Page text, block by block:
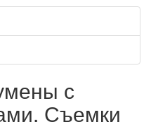
с
Съемки